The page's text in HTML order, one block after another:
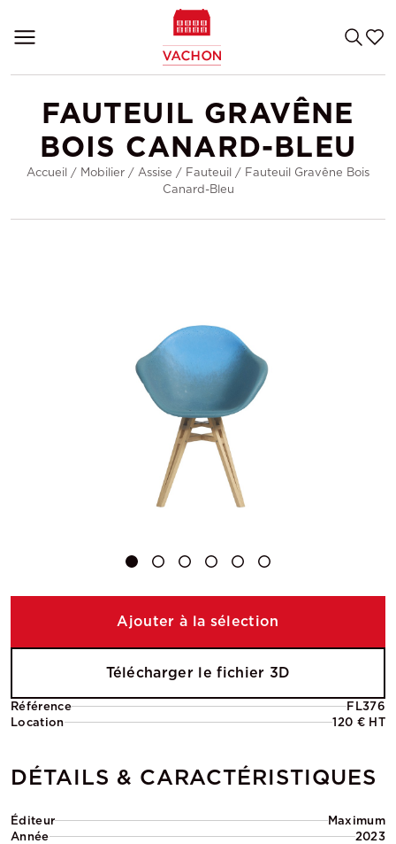
FAUTEUIL GRAVÊNE
BOIS CANARD-BLEU
Accueil / Mobilier / Assise / Fauteuil / Fauteuil Gravêne Bois
Canard-Bleu
Référence
FL376
Location
120 € HT
DÉTAILS & CARACTÉRISTIQUES
Éditeur
Maximum
Année
2023
Ajouter à la sélection
Télécharger le fichier 3D